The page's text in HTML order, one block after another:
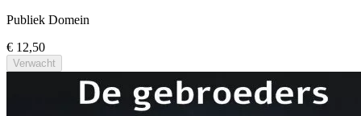
Publiek Domein
€ 12,50
Verwacht